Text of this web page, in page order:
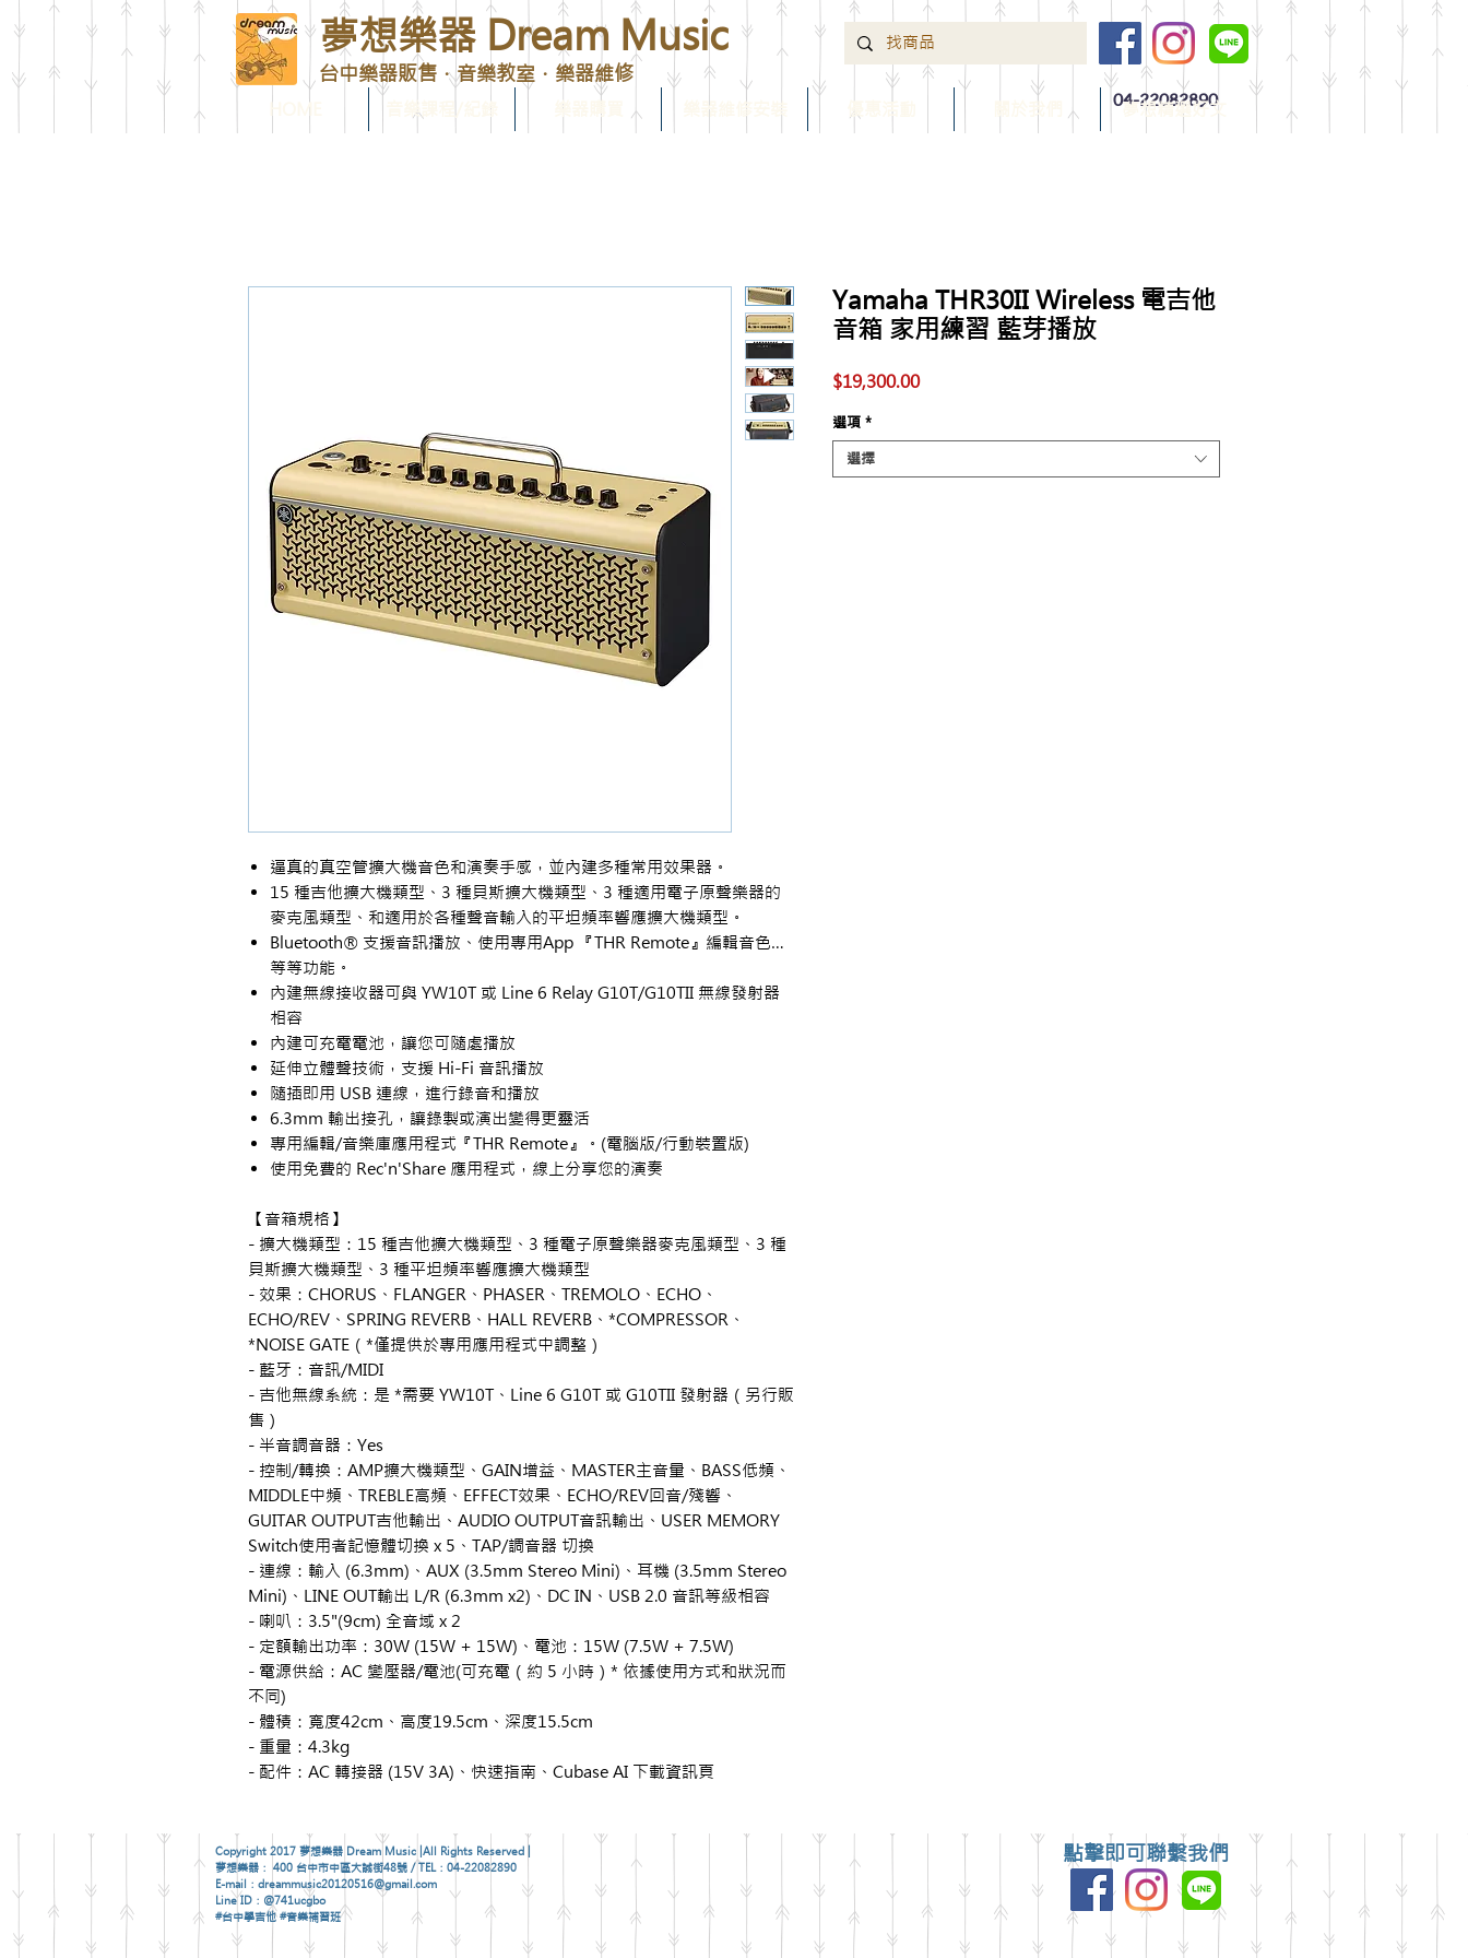
夢想樂器 Dream Music
台中樂器販售．音樂教室．樂器維修
04-22082890
音樂課程/紀錄 樂器購買 樂器維修安裝 關於我們 夢想精選好文
逼真的真空管擴大機音色和演奏手感，並內建多種常用效果器。
15 種吉他擴大機類型、3 種貝斯擴大機類型、3 種適用電子原聲樂器的
麥克風類型、和適用於各種聲音輸入的平坦頻率響應擴大機類型。
Bluetooth® 支援音訊播放、使用專用App 『THR Remote』編輯音色…
等等功能。
內建無線接收器可與 YW10T 或 Line 6 Relay G10T/G10TII 無線發射器
相容
內建可充電電池，讓您可隨處播放
延伸立體聲技術，支援 Hi-Fi 音訊播放
隨插即用 USB 連線，進行錄音和播放
6.3mm 輸出接孔，讓錄製或演出變得更靈活
專用編輯/音樂庫應用程式『THR Remote』。(電腦版/行動裝置版)
使用免費的 Rec'n'Share 應用程式，線上分享您的演奏
【音箱規格】
- 擴大機類型：15 種吉他擴大機類型、3 種電子原聲樂器麥克風類型、3 種
貝斯擴大機類型、3 種平坦頻率響應擴大機類型
- 效果：CHORUS、FLANGER、PHASER、TREMOLO、ECHO、
ECHO/REV、SPRING REVERB、HALL REVERB、*COMPRESSOR、
*NOISE GATE（*僅提供於專用應用程式中調整）
- 藍牙：音訊/MIDI
- 吉他無線系統：是 *需要 YW10T、Line 6 G10T 或 G10TII 發射器（另行販
售）
- 半音調音器：Yes
- 控制/轉換：AMP擴大機類型、GAIN增益、MASTER主音量、BASS低頻、
MIDDLE中頻、TREBLE高頻、EFFECT效果、ECHO/REV回音/殘響、
GUITAR OUTPUT吉他輸出、AUDIO OUTPUT音訊輸出、USER MEMORY
Switch使用者記憶體切換 x 5、TAP/調音器 切換
- 連線：輸入 (6.3mm)、AUX (3.5mm Stereo Mini)、耳機 (3.5mm Stereo
Mini)、LINE OUT輸出 L/R (6.3mm x2)、DC IN、USB 2.0 音訊等級相容
- 喇叭：3.5"(9cm) 全音域 x 2
- 定額輸出功率：30W (15W + 15W)、電池：15W (7.5W + 7.5W)
- 電源供給：AC 變壓器/電池(可充電（約 5 小時）* 依據使用方式和狀況而
不同)
- 體積：寬度42cm、高度19.5cm、深度15.5cm
- 重量：4.3kg
- 配件：AC 轉接器 (15V 3A)、快速指南、Cubase AI 下載資訊頁
Yamaha THR30II Wireless 電吉他
音箱 家用練習 藍芽播放
$19,300.00價
選項 *
選擇
Copyright 2017 夢想樂器 Dream Music |All Rights Reserved |
夢想樂器： 400 台中市中區大誠街48號 / TEL：04-22082890
E-mail：dreammusic20120516@gmail.com
Line ID：@741ucgbo
#台中學吉他 #音樂補習班
點擊即可聯繫我們